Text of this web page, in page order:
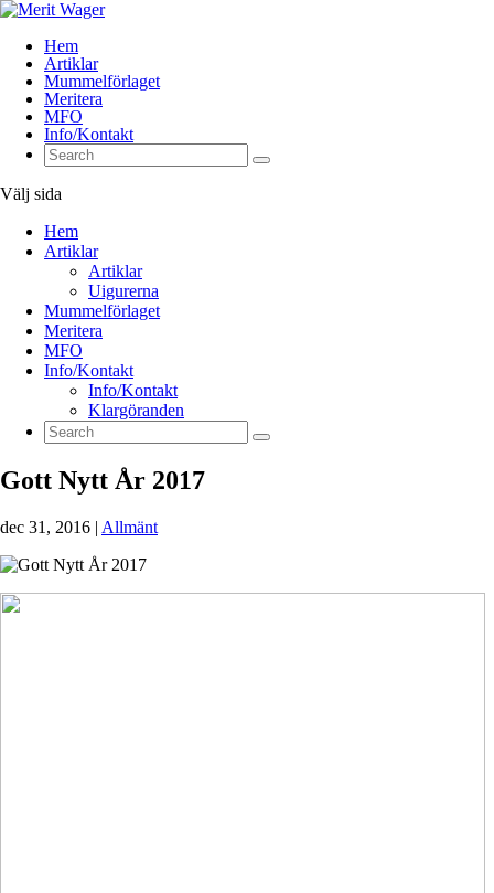
Hem
Artiklar
Mummelförlaget
Meritera
MFO
Info/Kontakt
Välj sida
Hem
Artiklar
Artiklar
Uigurerna
Mummelförlaget
Meritera
MFO
Info/Kontakt
Info/Kontakt
Klargöranden
Gott Nytt År 2017
dec 31, 2016 | Allmänt